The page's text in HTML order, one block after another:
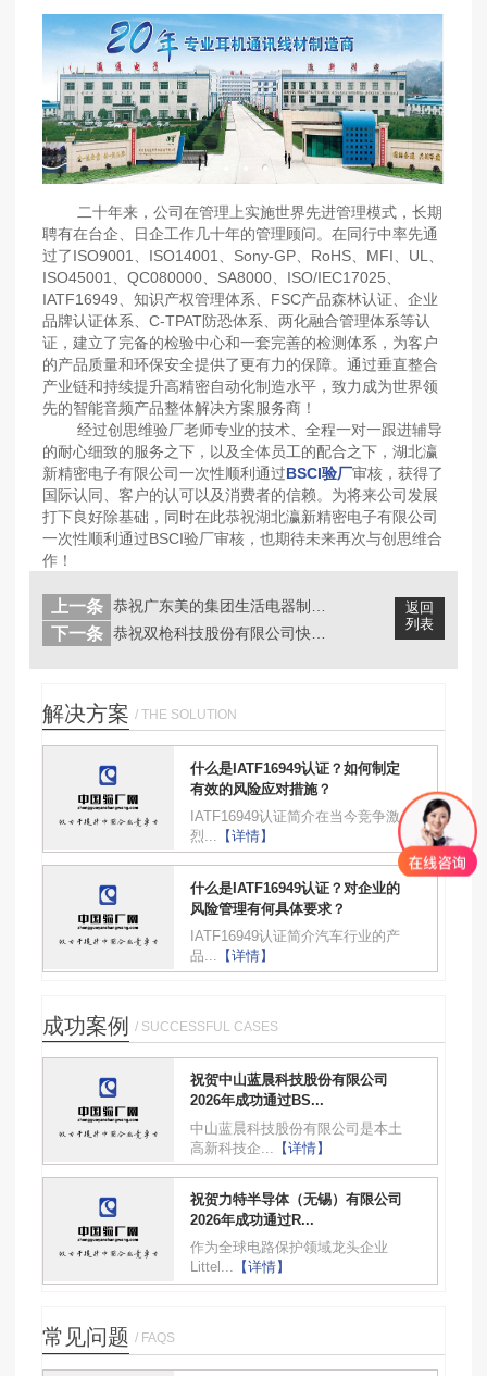
二十年来，公司在管理上实施世界先进管理模式，长期
聘有在台企、日企工作几十年的管理顾问。在同行中率先通
过了ISO9001、ISO14001、Sony-GP、RoHS、MFI、UL、
ISO45001、QC080000、SA8000、ISO/IEC17025、
IATF16949、知识产权管理体系、FSC产品森林认证、企业
品牌认证体系、C-TPAT防恐体系、两化融合管理体系等认
证，建立了完备的检验中心和一套完善的检测体系，为客户
的产品质量和环保安全提供了更有力的保障。通过垂直整合
产业链和持续提升高精密自动化制造水平，致力成为世界领
先的智能音频产品整体解决方案服务商！
经过创思维验厂老师专业的技术、全程一对一跟进辅导
的耐心细致的服务之下，以及全体员工的配合之下，湖北瀛
新精密电子有限公司一次性顺利通过BSCI验厂审核，获得了
国际认同、客户的认可以及消费者的信赖。为将来公司发展
打下良好除基础，同时在此恭祝湖北瀛新精密电子有限公司
一次性顺利通过BSCI验厂审核，也期待未来再次与创思维合
作！
返回
列表
上一条
下一条
解决方案 / THE SOLUTION
什么是IATF16949认证？如何制定
有效的风险应对措施？
IATF16949认证简介在当今竞争激
烈...
【详情】
什么是IATF16949认证？对企业的
风险管理有何具体要求？
IATF16949认证简介汽车行业的产
品...
【详情】
成功案例 / SUCCESSFUL CASES
祝贺中山蓝晨科技股份有限公司
2026年成功通过BS...
中山蓝晨科技股份有限公司是本土
高新科技企...
【详情】
祝贺力特半导体（无锡）有限公司
2026年成功通过R...
作为全球电路保护领域龙头企业
Littel... 【详情】
常见问题 / FAQS